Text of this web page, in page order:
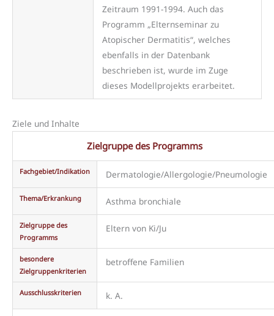
Zeitraum 1991-1994. Auch das
Programm „Elternseminar zu
Atopischer Dermatitis“, welches
ebenfalls in der Datenbank
beschrieben ist, wurde im Zuge
dieses Modellprojekts erarbeitet.
Ziele und Inhalte
Zielgruppe des Programms
Fachgebiet/Indikation Dermatologie/Allergologie/Pneumologie
Thema/Erkrankung Asthma bronchiale
Zielgruppe des
Programms
Eltern von Ki/Ju
besondere
Zielgruppenkriterien
betroffene Familien
Ausschlusskriterien k. A.